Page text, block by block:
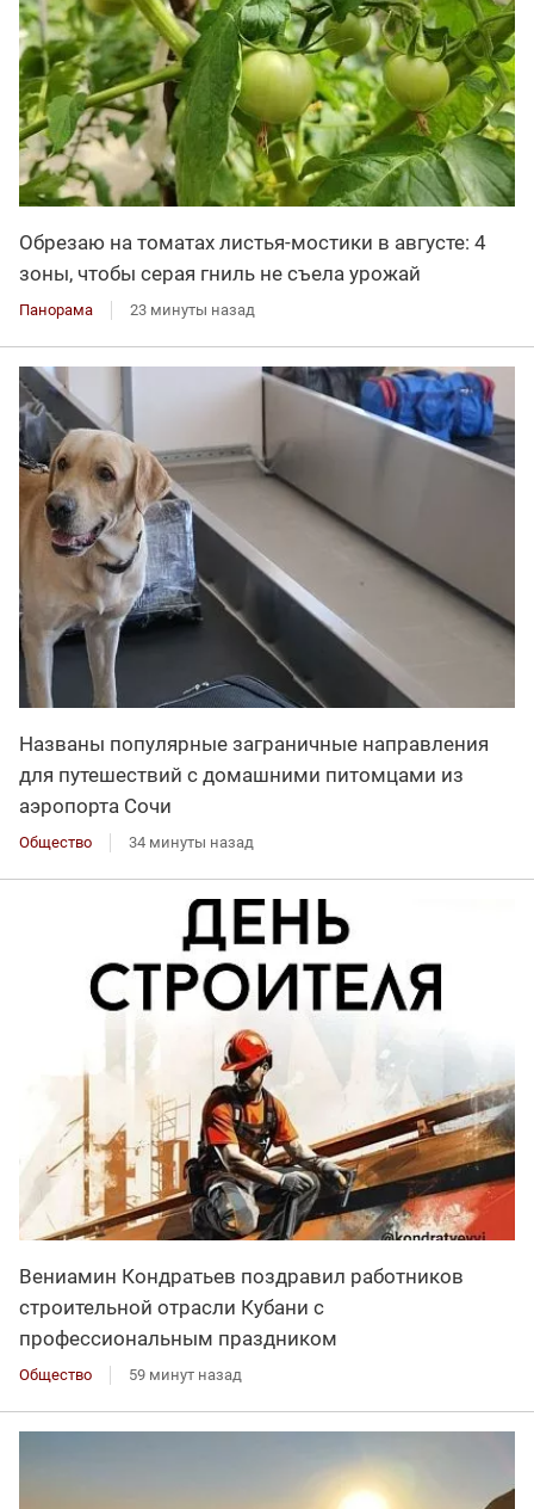
Обрезаю на томатах листья-мостики в августе: 4
зоны, чтобы серая гниль не съела урожай
Панорама 23 минуты назад
Названы популярные заграничные направления
для путешествий с домашними питомцами из
аэропорта Сочи
Общество 34 минуты назад
Вениамин Кондратьев поздравил работников
строительной отрасли Кубани с
профессиональным праздником
Общество 59 минут назад